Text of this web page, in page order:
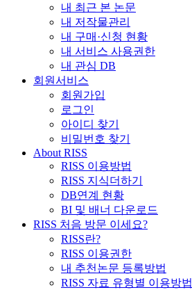
내 최근 본 논문
내 저작물관리
내 구매·신청 현황
내 서비스 사용권한
내 관심 DB
회원서비스
회원가입
로그인
아이디 찾기
비밀번호 찾기
About RISS
RISS 이용방법
RISS 지식더하기
DB연계 현황
BI 및 배너 다운로드
RISS 처음 방문 이세요?
RISS란?
RISS 이용권한
내 추천논문 등록방법
RISS 자료 유형별 이용방법